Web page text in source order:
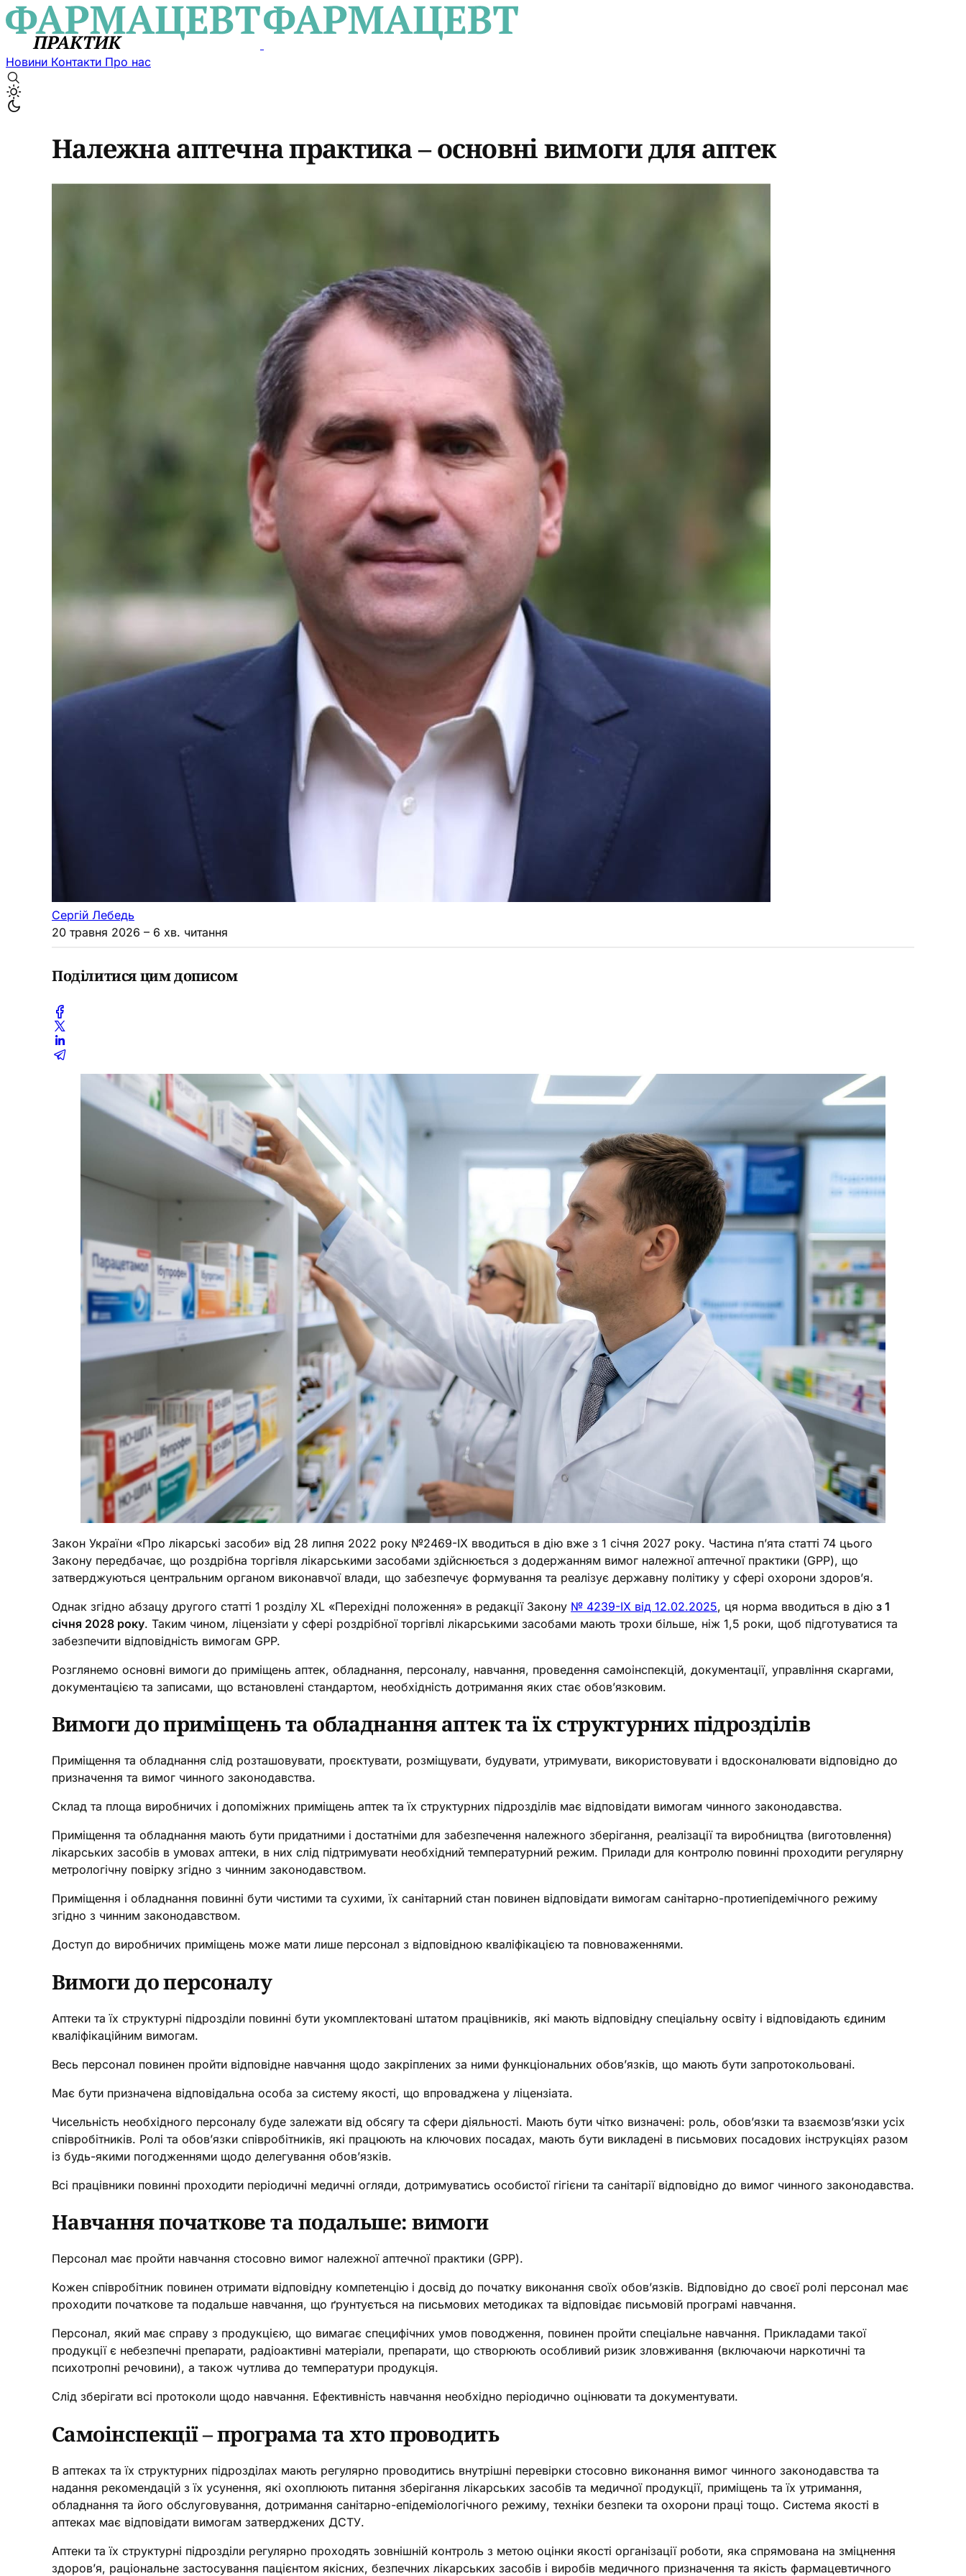
Новини Контакти Про нас
Належна аптечна практика – основні вимоги для аптек
Сергій Лебедь
20 травня 2026 – 6 хв. читання
Поділитися цим дописом
Закон України «Про лікарські засоби» від 28 липня 2022 року №2469-ІХ вводиться в дію вже з 1 січня 2027 року. Частина п’ята статті 74 цього
Закону передбачає, що роздрібна торгівля лікарськими засобами здійснюється з додержанням вимог належної аптечної практики (GPP), що
затверджуються центральним органом виконавчої влади, що забезпечує формування та реалізує державну політику у сфері охорони здоров’я.
Однак згідно абзацу другого статті 1 розділу XL «Перехідні положення» в редакції Закону № 4239-IX від 12.02.2025, ця норма вводиться в дію з 1
січня 2028 року. Таким чином, ліцензіати у сфері роздрібної торгівлі лікарськими засобами мають трохи більше, ніж 1,5 роки, щоб підготуватися та
забезпечити відповідність вимогам GPP.
Розглянемо основні вимоги до приміщень аптек, обладнання, персоналу, навчання, проведення самоінспекцій, документації, управління скаргами,
документацією та записами, що встановлені стандартом, необхідність дотримання яких стає обов’язковим.
Вимоги до приміщень та обладнання аптек та їх структурних підрозділів
Приміщення та обладнання слід розташовувати, проєктувати, розміщувати, будувати, утримувати, використовувати і вдосконалювати відповідно до
призначення та вимог чинного законодавства.
Склад та площа виробничих і допоміжних приміщень аптек та їх структурних підрозділів має відповідати вимогам чинного законодавства.
Приміщення та обладнання мають бути придатними і достатніми для забезпечення належного зберігання, реалізації та виробництва (виготовлення)
лікарських засобів в умовах аптеки, в них слід підтримувати необхідний температурний режим. Прилади для контролю повинні проходити регулярну
метрологічну повірку згідно з чинним законодавством.
Приміщення і обладнання повинні бути чистими та сухими, їх санітарний стан повинен відповідати вимогам санітарно-протиепідемічного режиму
згідно з чинним законодавством.
Доступ до виробничих приміщень може мати лише персонал з відповідною кваліфікацією та повноваженнями.
Вимоги до персоналу
Аптеки та їх структурні підрозділи повинні бути укомплектовані штатом працівників, які мають відповідну спеціальну освіту і відповідають єдиним
кваліфікаційним вимогам.
Весь персонал повинен пройти відповідне навчання щодо закріплених за ними функціональних обов’язків, що мають бути запротокольовані.
Має бути призначена відповідальна особа за систему якості, що впроваджена у ліцензіата.
Чисельність необхідного персоналу буде залежати від обсягу та сфери діяльності. Мають бути чітко визначені: роль, обов’язки та взаємозв’язки усіх
співробітників. Ролі та обов’язки співробітників, які працюють на ключових посадах, мають бути викладені в письмових посадових інструкціях разом
із будь-якими погодженнями щодо делегування обов’язків.
Всі працівники повинні проходити періодичні медичні огляди, дотримуватись особистої гігієни та санітарії відповідно до вимог чинного законодавства.
Навчання початкове та подальше: вимоги
Персонал має пройти навчання стосовно вимог належної аптечної практики (GPP).
Кожен співробітник повинен отримати відповідну компетенцію і досвід до початку виконання своїх обов’язків. Відповідно до своєї ролі персонал має
проходити початкове та подальше навчання, що ґрунтується на письмових методиках та відповідає письмовій програмі навчання.
Персонал, який має справу з продукцією, що вимагає специфічних умов поводження, повинен пройти спеціальне навчання. Прикладами такої
продукції є небезпечні препарати, радіоактивні матеріали, препарати, що створюють особливий ризик зловживання (включаючи наркотичні та
психотропні речовини), а також чутлива до температури продукція.
Слід зберігати всі протоколи щодо навчання. Ефективність навчання необхідно періодично оцінювати та документувати.
Самоінспекції – програма та хто проводить
В аптеках та їх структурних підрозділах мають регулярно проводитись внутрішні перевірки стосовно виконання вимог чинного законодавства та
надання рекомендацій з їх усунення, які охоплюють питання зберігання лікарських засобів та медичної продукції, приміщень та їх утримання,
обладнання та його обслуговування, дотримання санітарно-епідеміологічного режиму, техніки безпеки та охорони праці тощо. Система якості в
аптеках має відповідати вимогам затверджених ДСТУ.
Аптеки та їх структурні підрозділи регулярно проходять зовнішній контроль з метою оцінки якості організації роботи, яка спрямована на зміцнення
здоров’я, раціональне застосування пацієнтом якісних, безпечних лікарських засобів і виробів медичного призначення та якість фармацевтичного